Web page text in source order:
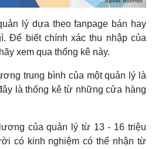
lý dựa theo fanpage bán hay
Để biết chính xác thu nhập của
xem qua thống kê này.
trung bình của một quản lý là
là thống kê từ những cửa hàng
của quản lý từ 13 - 16 triệu
có kinh nghiệm có thể nhận từ